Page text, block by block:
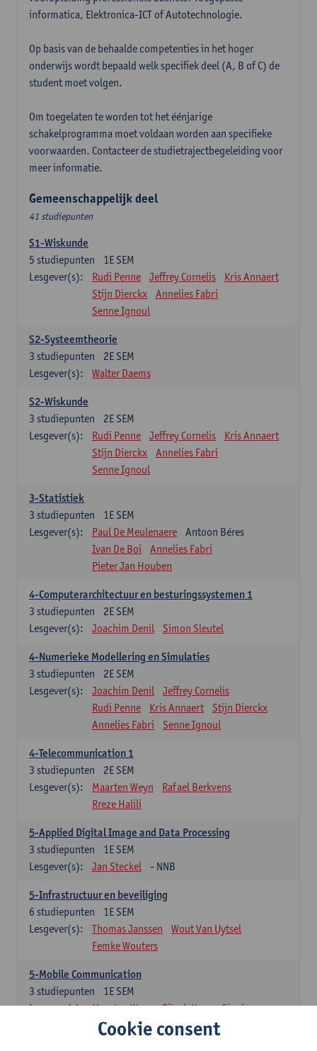
informatica, Elektronica-ICT of Autotechnologie.
Op basis van de behaalde competenties in het hoger
onderwijs wordt bepaald welk specifiek deel (A, B of C) de
student moet volgen.
Om toegelaten te worden tot het éénjarige
schakelprogramma moet voldaan worden aan specifieke
voorwaarden. Contacteer de studietrajectbegeleiding voor
meer informatie.
Gemeenschappelijk deel
41 studiepunten
S1-Wiskunde
1E SEM
5 studiepunten
Lesgever(s):
Rudi Penne Jeffrey Cornelis
Kris Annaert
Stijn Dierckx
Annelies Fabri
Senne Ignoul
S2-Systeemtheorie
2E SEM
3 studiepunten
Lesgever(s):
Walter Daems
S2-Wiskunde
2E SEM
3 studiepunten
Lesgever(s):
Rudi Penne Jeffrey Cornelis
Kris Annaert
Stijn Dierckx
Annelies Fabri
Senne Ignoul
3-Statistiek
1E SEM
3 studiepunten
Lesgever(s):
Paul De Meulenaere
Antoon Béres
Ivan De Boi
Annelies Fabri
Pieter Jan Houben
4-Computerarchitectuur en besturingssystemen 1
2E SEM
3 studiepunten
Lesgever(s):
Joachim Denil Simon Sleutel
4-Numerieke Modellering en Simulaties
2E SEM
3 studiepunten
Lesgever(s):
Joachim Denil
Jeffrey Cornelis
Rudi Penne
Kris Annaert
Stijn Dierckx
Annelies Fabri
Senne Ignoul
4-Telecommunication 1
2E SEM
3 studiepunten
Lesgever(s):
Maarten Weyn
Rafael Berkvens
Rreze Halili
5-Applied Digital Image and Data Processing
1E SEM
3 studiepunten
Lesgever(s):
Jan Steckel - NNB
5-Infrastructuur en beveiliging
1E SEM
6 studiepunten
Lesgever(s):
Thomas Janssen
Wout Van Uytsel
Femke Wouters
5-Mobile Communication
1E SEM
3 studiepunten
Lesgever(s):
Maarten Weyn Ritesh Kumar Singh
5-Telecommunication 2Cookie consent